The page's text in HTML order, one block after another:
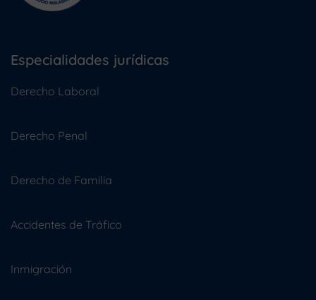
Especialidades jurídicas
Derecho Laboral
Derecho Penal
Derecho de Familia
Accidentes de Tráfico
Inmigración